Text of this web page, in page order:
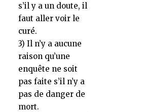
s’il y a un doute, il
faut aller voir le
curé.
3) Il n’y a aucune
raison qu’une
enquête ne soit
pas faite s’il n’y a
pas de danger de
mort.